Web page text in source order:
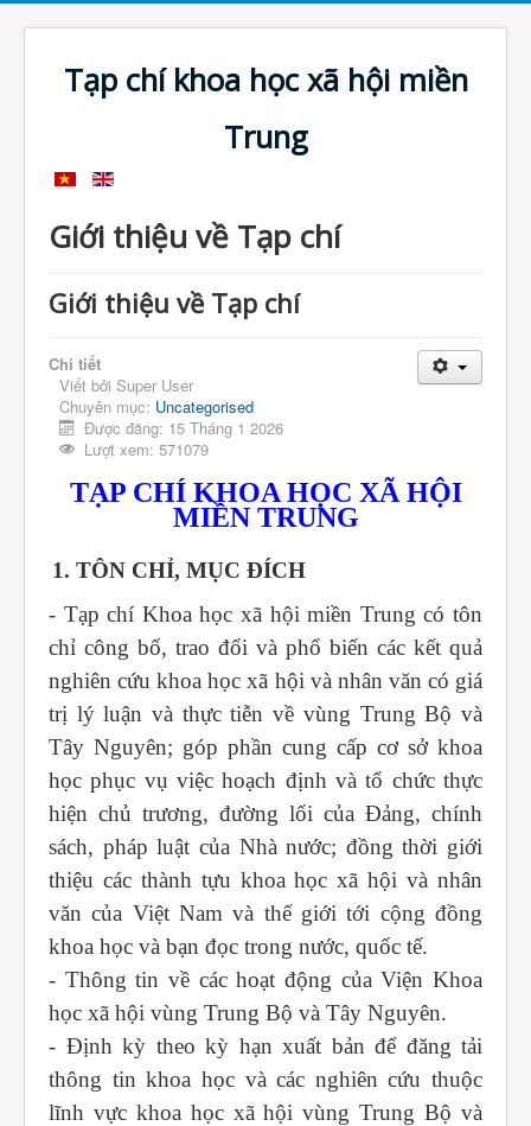
Tạp chí khoa học xã hội miền
Trung
Giới thiệu về Tạp chí
Giới thiệu về Tạp chí
Chi tiết
Viết bởi Super User
Chuyên mục: Uncategorised
Được đăng: 15 Tháng 1 2026
Lượt xem: 571079
TẠP CHÍ KHOA HỌC XÃ HỘI
MIỀN TRUNG
1. TÔN CHỈ, MỤC ĐÍCH
- Tạp chí Khoa học xã hội miền Trung có tôn
chỉ công bố, trao đổi và phổ biến các kết quả
nghiên cứu khoa học xã hội và nhân văn có giá
trị lý luận và thực tiễn về vùng Trung Bộ và
Tây Nguyên; góp phần cung cấp cơ sở khoa
học phục vụ việc hoạch định và tổ chức thực
hiện chủ trương, đường lối của Đảng, chính
sách, pháp luật của Nhà nước; đồng thời giới
thiệu các thành tựu khoa học xã hội và nhân
văn của Việt Nam và thế giới tới cộng đồng
khoa học và bạn đọc trong nước, quốc tế.
- Thông tin về các hoạt động của Viện Khoa
học xã hội vùng Trung Bộ và Tây Nguyên.
- Định kỳ theo kỳ hạn xuất bản để đăng tải
thông tin khoa học và các nghiên cứu thuộc
lĩnh vực khoa học xã hội vùng Trung Bộ và